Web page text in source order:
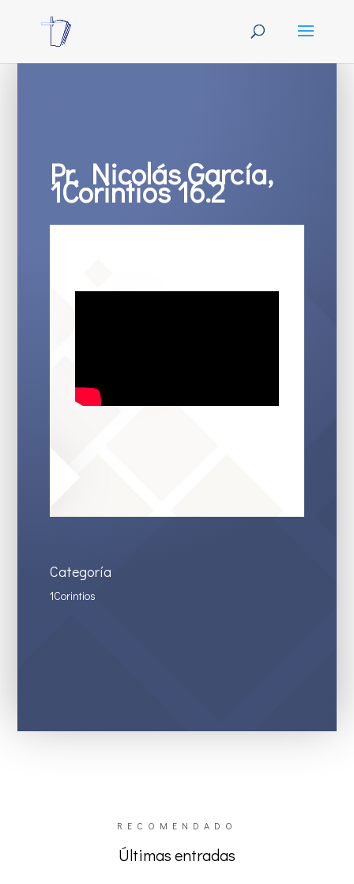
Pr. Nicolás García,
1Corintios 16.2
Categoría
1Corintios
RECOMENDADO
Últimas entradas